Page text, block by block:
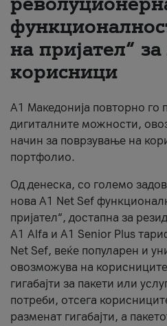
За нас
#ПодобарОнлајн
на пријател“
корисници
А1 Македонија повторно го
дигиталните можности,
начин за поврзување на
портфолио.
Од денеска, со големо
нова A1 Net Sef
пријател“, достапна за
А1 Alfa и A1 Senior Plus
Net Sef, веќе популарен и
овозможува на
гигабајти за пакети или
потреби, отсега
разменат гигабајти, а